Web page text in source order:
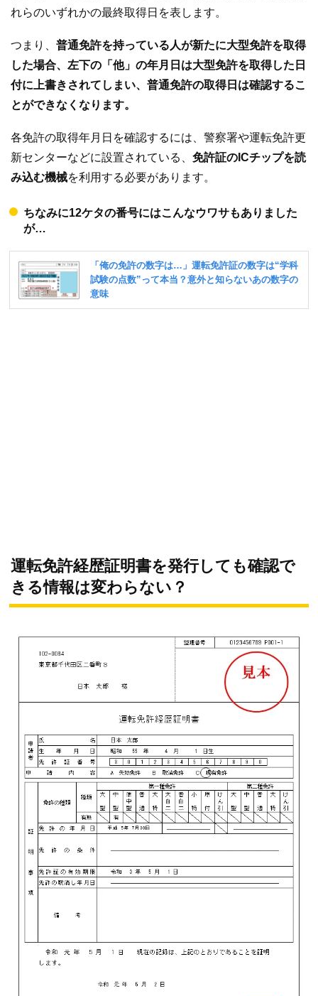
れらのいずれかの最終取得日を表します。
つまり、 普通免許を持っている人が新たに大型免許を取得
した場合、左下の「他」の年月日は大型免許を取得した日
付に上書きされてしまい、普通免許の取得日は確認するこ
とができなくなります。
各免許の取得年月日を確認するには、警察署や運転免許更
新センターなどに設置されている、 免許証のICチップを読
み込む機械を利用する必要があります。
ちなみに12ケタの番号にはこんなウワサもありました
が…
運転免許経歴証明書を発行しても確認で
きる情報は変わらない？